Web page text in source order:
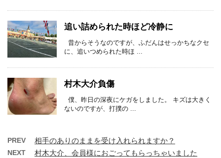
追い詰められた時ほど冷静に
昔からそうなのですが、ふだんはせっかちなクセ
に、追いつめられた時ほ ...
村木大介負傷
僕、昨日の深夜にケガをしました。 キズは大きく
ないのですが、打撲の ...
PREV 相手のありのままを受け入れられますか？
NEXT 村木大介、会員様におごってもらっちゃいました